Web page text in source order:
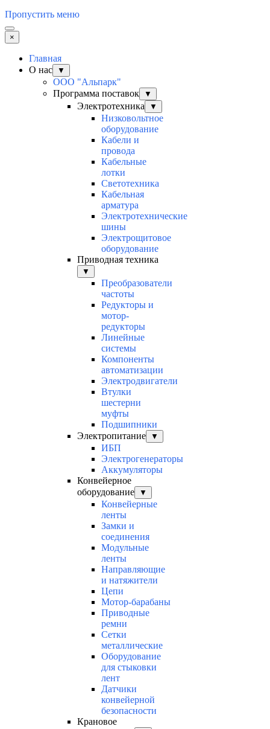
Пропустить меню
×
Главная
О нас
▼
ООО "Альпарк"
Программа поставок
▼
Электротехника ▼
Низковольтное
оборудование
Кабели и
провода
Кабельные
лотки
Светотехника
Кабельная
арматура
Электротехнические
шины
Электрощитовое
оборудование
Приводная техника
▼
Преобразователи
частоты
Редукторы и
мотор-
редукторы
Линейные
системы
Компоненты
автоматизации
Электродвигатели
Втулки
шестерни
муфты
Подшипники
Электропитание
▼
ИБП
Электрогенераторы
Аккумуляторы
Конвейерное
оборудование
▼
Конвейерные
ленты
Замки и
соединения
Модульные
ленты
Направляющие
и натяжители
Цепи
Мотор-барабаны
Приводные
ремни
Сетки
металлические
Оборудование
для стыковки
лент
Датчики
конвейерной
безопасности
Крановое